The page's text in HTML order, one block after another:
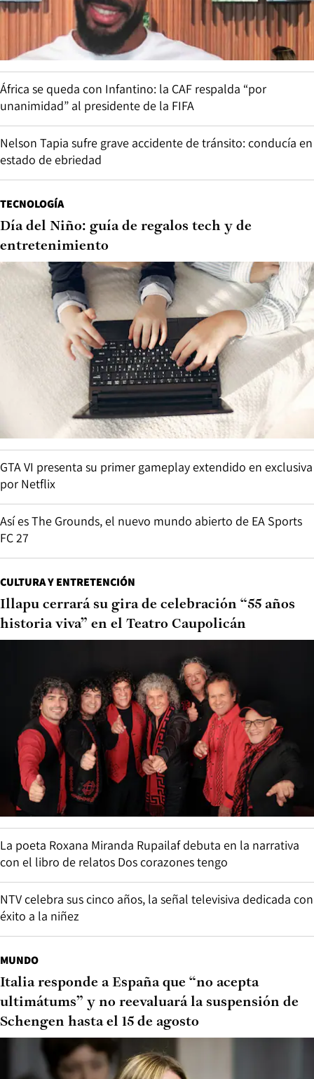
África se queda con Infantino: la CAF respalda “por
unanimidad” al presidente de la FIFA
Nelson Tapia sufre grave accidente de tránsito: conducía en
estado de ebriedad
TECNOLOGÍA
Día del Niño: guía de regalos tech y de
entretenimiento
GTA VI presenta su primer gameplay extendido en exclusiva
por Netflix
Así es The Grounds, el nuevo mundo abierto de EA Sports
FC 27
CULTURA Y ENTRETENCIÓN
Illapu cerrará su gira de celebración “55 años
historia viva” en el Teatro Caupolicán
La poeta Roxana Miranda Rupailaf debuta en la narrativa
con el libro de relatos Dos corazones tengo
NTV celebra sus cinco años, la señal televisiva dedicada con
éxito a la niñez
MUNDO
Italia responde a España que “no acepta
ultimátums” y no reevaluará la suspensión de
Schengen hasta el 15 de agosto